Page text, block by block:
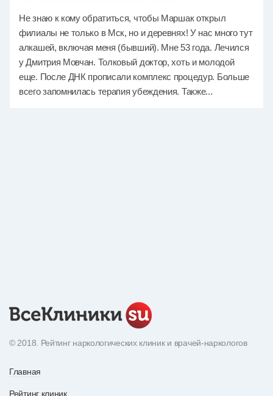
Не знаю к кому обратиться, чтобы Маршак открыл
филиалы не только в Мск, но и деревнях! У нас много тут
алкашей, включая меня (бывший). Мне 53 года. Лечился
у Дмитрия Мовчан. Толковый доктор, хоть и молодой
еще. После ДНК прописали комплекс процедур. Больше
всего запомнилась терапия убеждения. Также...
© 2018. Рейтинг наркологических клиник и врачей-наркологов
Главная
Рейтинг клиник